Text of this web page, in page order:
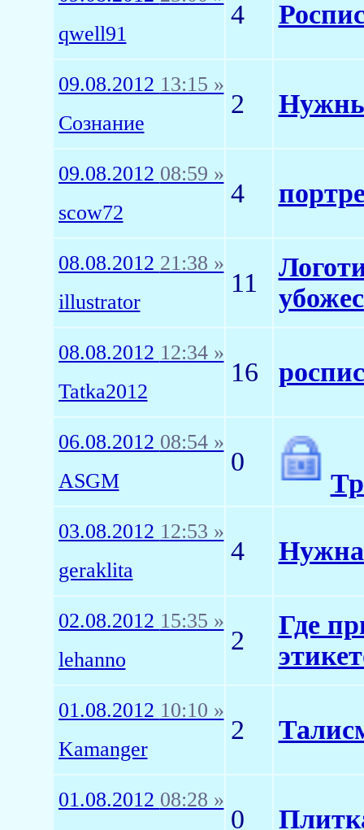
qwell91
4
09.08.2012 13:15 »
Сознание
2
09.08.2012 08:59 »
scow72
4
08.08.2012 21:38 »
illustrator
11
08.08.2012 12:34 »
Tatka2012
16
06.08.2012 08:54 »
ASGM
0
03.08.2012 12:53 »
geraklita
4 Нужна
02.08.2012 15:35 »
lehanno
2
Где
01.08.2012 10:10 »
Kamanger
2
01.08.2012 08:28 »
0